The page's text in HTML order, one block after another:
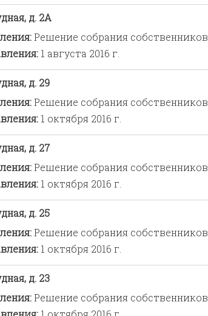
д. 2А
Решение собрания собственников
1 августа 2016 г.
д. 29
Решение собрания собственников
1 октября 2016 г.
д. 27
Решение собрания собственников
1 октября 2016 г.
д. 25
Решение собрания собственников
1 октября 2016 г.
д. 23
Решение собрания собственников